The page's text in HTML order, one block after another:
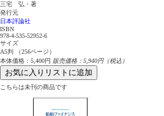
三宅 弘・著
発行元
日本評論社
ISBN
978-4-535-52952-6
サイズ
A5判 （256ページ）
本体価格：5,400円 販売価格：5,940円（税込）
お気に入りリストに追加
こちらは未刊の商品です